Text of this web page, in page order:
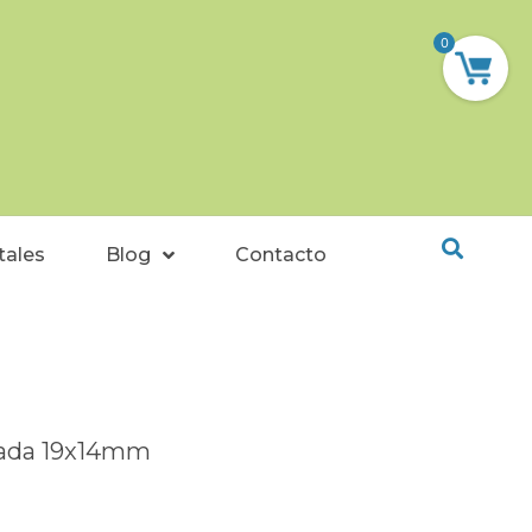
Blog Contacto
19x14mm
0